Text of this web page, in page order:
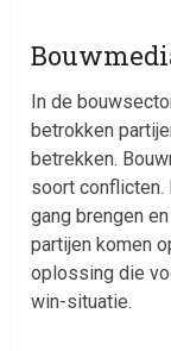
In de
betrokken
betrekken.
soort conflicten.
gang brengen
partijen komen
oplossing die
win-situatie.